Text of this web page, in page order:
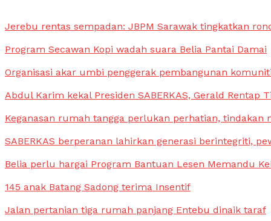
Jerebu rentas sempadan: JBPM Sarawak tingkatkan
Program Secawan Kopi wadah suara Belia Pantai Damai
Organisasi akar umbi penggerak pembangunan
Abdul Karim kekal Presiden SABERKAS, Gerald Rentap
Keganasan rumah tangga perlukan perhatian, tindakan
SABERKAS berperanan lahirkan generasi berintegriti,
Belia perlu hargai Program Bantuan Lesen Memandu
145 anak Batang Sadong terima Insentif
Jalan pertanian tiga rumah panjang Entebu dinaik taraf